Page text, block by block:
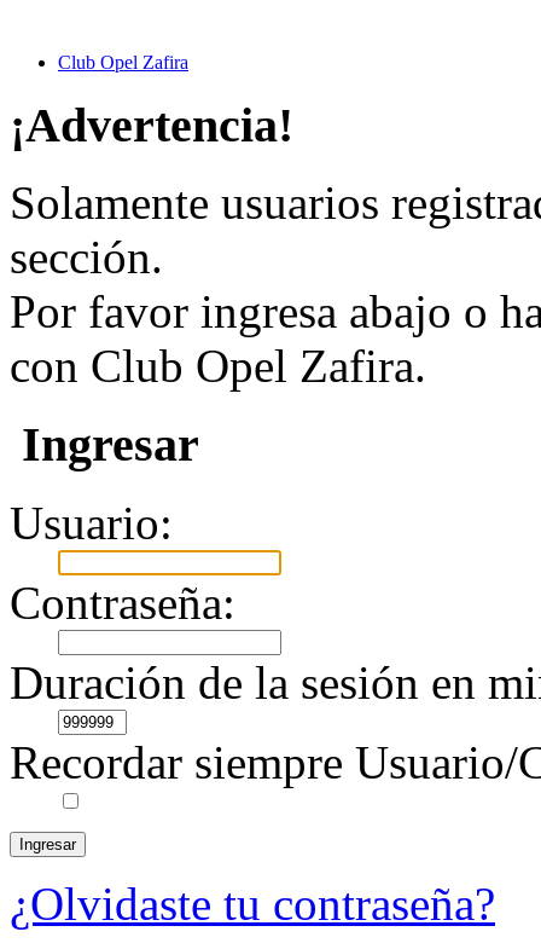
Club Opel Zafira
¡Advertencia!
Solamente usuarios
sección.
Por favor ingresa abajo o
con Club Opel Zafira.
Ingresar
Usuario:
Contraseña:
Duración de la sesión en
Recordar siempre Usuario/
¿Olvidaste tu contraseña?